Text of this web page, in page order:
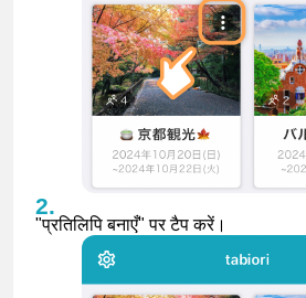
"प्रतिलिपि बनाएँ" पर टैप करें।